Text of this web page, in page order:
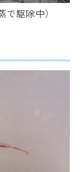
駆除中）